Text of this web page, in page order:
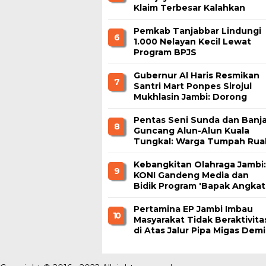
Klaim Terbesar Kalahkan
6
Pemkab Tanjabbar Lindungi
1.000 Nelayan Kecil Lewat
Program BPJS
7
Gubernur Al Haris Resmikan
Santri Mart Ponpes Sirojul
Mukhlasin Jambi: Dorong
Pesantren
8
Pentas Seni Sunda dan
Guncang Alun-Alun Kuala
Tungkal: Warga Tumpah
9
Kebangkitan Olahraga Jambi:
KONI Gandeng Media dan
Bidik Program 'Bapak
1 0
Pertamina EP Jambi Imbau
Masyarakat Tidak
di Atas Jalur Pipa Migas Demi